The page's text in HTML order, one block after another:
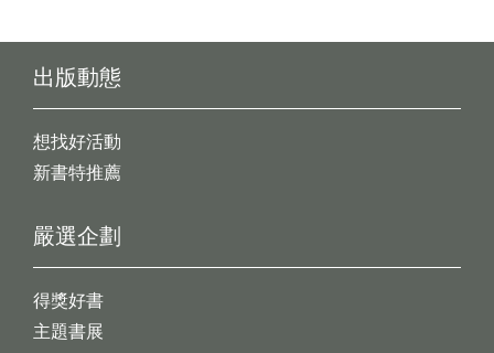
出版動態
想找好活動
新書特推薦
嚴選企劃
得獎好書
主題書展